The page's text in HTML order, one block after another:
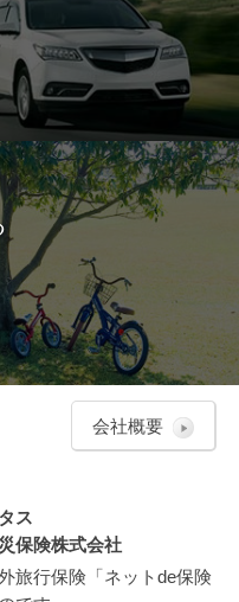
会社概要
ス
保険株式会社
旅行保険「ネットde保険